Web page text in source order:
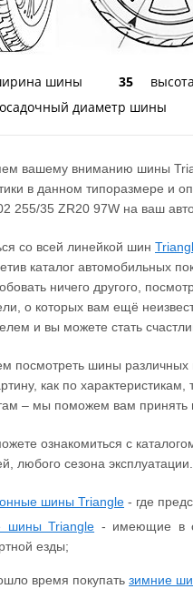
шины 35
диаметр шины
вашему вниманию шины
в данном типоразмере и
255/35 ZR20 97W на ваш
со всей линейкой шин
каталог автомобильных
ничего другого,
о которых вам ещё
и вы можете стать
посмотреть шины различных
как по
– мы поможем вам принять
ознакомиться с
любого сезона
шины Triangle - где
шины Triangle - имеющие в
езды;
время покупать зимние